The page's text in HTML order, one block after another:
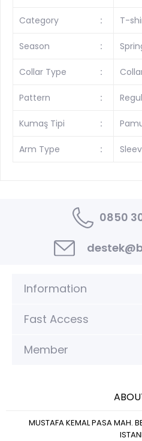
Category : T-
Season :
Collar Type :
Pattern :
Kumaş Tipi :
Arm Type :
0850
Information
Fast Access
Member
MUSTAFA KEMAL PASA MAH.